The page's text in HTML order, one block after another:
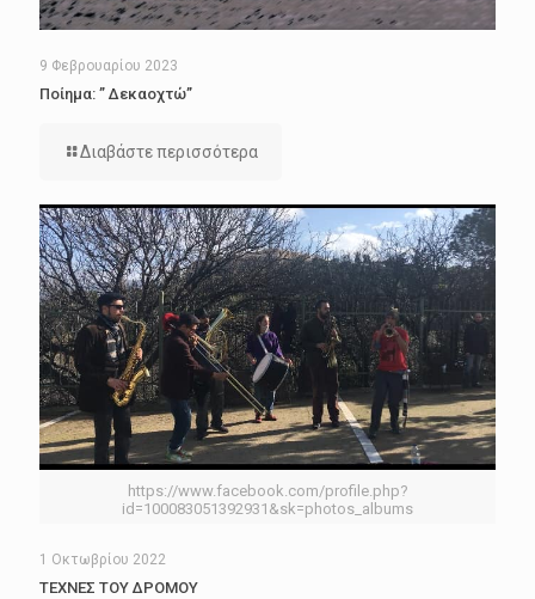
9 Φεβρουαρίου 2023
Ποίημα: ” Δεκαοχτώ”
Διαβάστε περισσότερα
https://www.facebook.com/profile.php?
id=100083051392931&sk=photos_albums
1 Οκτωβρίου 2022
ΤΕΧΝΕΣ ΤΟΥ ΔΡΟΜΟΥ